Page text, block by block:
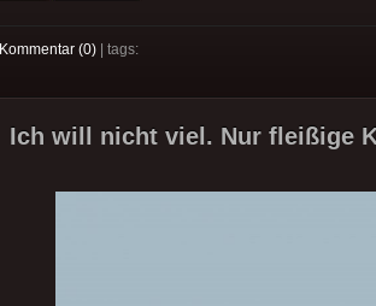
Kommentar (0) | tags:
Ich will nicht viel. Nur fleißige